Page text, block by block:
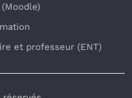
et professeur (ENT)